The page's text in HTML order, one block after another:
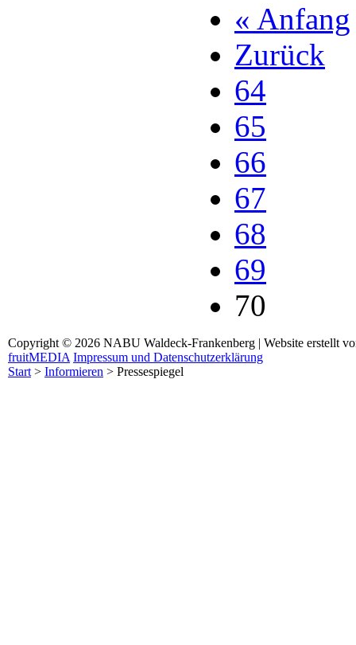
« Anfang
Zurück
64
65
66
67
68
69
70
Copyright © 2026 NABU Waldeck-Frankenberg | Website erstellt
fruitMEDIA Impressum und Datenschutzerklärung
Start > Informieren > Pressespiegel